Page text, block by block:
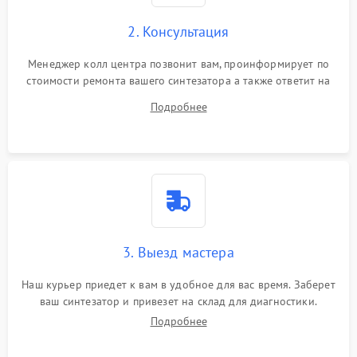
2. Консультация
Менеджер колл центра позвонит вам, проинформирует по
стоимости ремонта вашего синтезатора а также ответит на
Подробнее
3. Выезд мастера
Наш курьер приедет к вам в удобное для вас время. Заберет
ваш синтезатор и привезет на склад для диагностики.
Подробнее